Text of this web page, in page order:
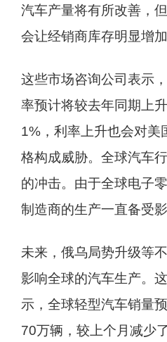
汽车产量将有所改善，
会让经销商库存明显增
这些市场咨询公司表示
率预计将较去年同期上
1%，利率上升也会对美
格构成威胁。全球汽车
的冲击。由于全球电子
制造商的生产一直备受影
未来，俄乌局势升级等
影响全球的汽车生产。
示，全球轻型汽车销量
70万辆，较上个月减少